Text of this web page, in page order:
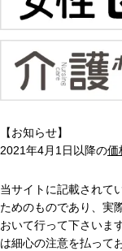
【お知らせ】
2021年4月1日以降の価
当サイトに記載されて
ためのものであり、実
おいて行って下さいま
は細心の注意を払って